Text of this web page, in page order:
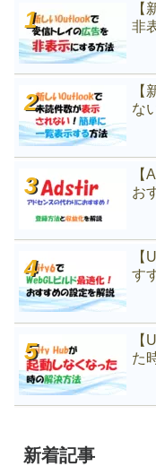
非
な
お
す
た
新着記事